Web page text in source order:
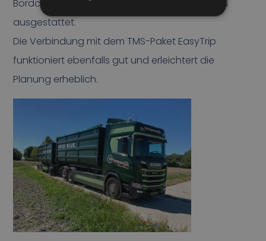
Bordcomputer und den Scannern von Rietveld
ausgestattet.
Die Verbindung mit dem TMS-Paket EasyTrip
funktioniert ebenfalls gut und erleichtert die
Planung erheblich.